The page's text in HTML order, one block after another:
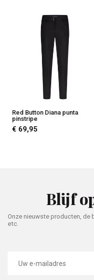
Red Button Diana punta
pinstripe
€ 69,95
Blijf
Onze nieuwste producten, de
etc.
mailadres